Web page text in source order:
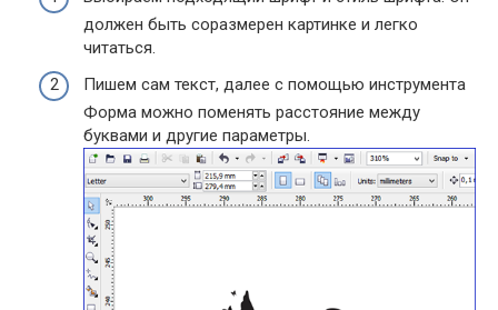
должен быть соразмерен картинке и легко
читаться.
Пишем сам текст, далее с помощью инструмента
Форма можно поменять расстояние между
буквами и другие параметры.